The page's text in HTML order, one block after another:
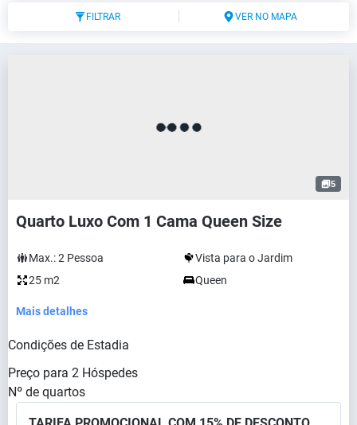
FILTRAR VER NO MAPA
5
Quarto Luxo Com 1 Cama Queen Size
Max.:2 Pessoa
Vista para o Jardim
25 m2
Queen
Mais detalhes
Condições de Estadia
Preço para 2 Hóspedes
Nº de quartos